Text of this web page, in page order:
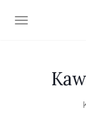
TOGGLE